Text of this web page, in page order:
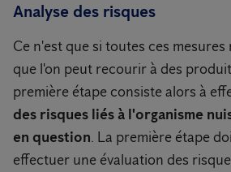
Analyse des risques
Ce n'est que si toutes ces mesures
que l'on peut recourir à des
première étape consiste alors à
des risques liés à l'organisme
en question. La première étape
effectuer une évaluation des